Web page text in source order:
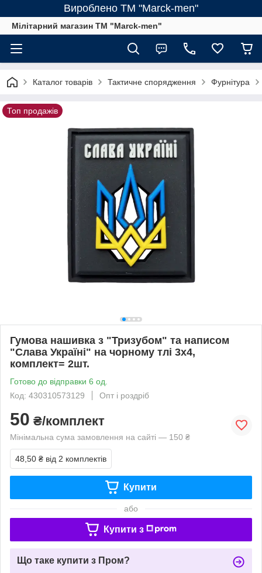
Вироблено ТМ "Marck-men"
Мілітарний магазин ТМ "Marck-men"
Каталог товарів Тактичне спорядження Фурнітура
Топ продажів
Гумова нашивка з "Тризубом" та написом
"Слава Україні" на чорному тлі 3х4,
комплект= 2шт.
Готово до відправки 6 од.
Код: 430310573129
Опт і роздріб
50 ₴/комплект
Мінімальна сума замовлення на сайті — 150 ₴
48,50 ₴ від 2 комплектів
Купити
або
Купити з
Що таке купити з Пром?